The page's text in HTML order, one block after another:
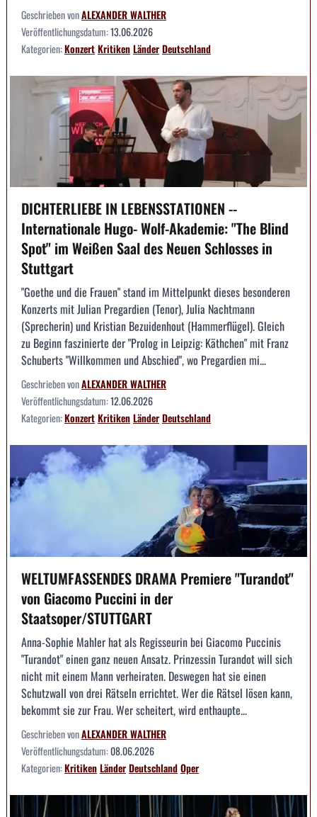
Geschrieben vonALEXANDER WALTHER
Veröffentlichungsdatum:13.06.2026
Kategorien:KonzertKritikenLänderDeutschland
DICHTERLIEBE IN LEBENSSTATIONEN --
Internationale Hugo- Wolf-Akademie: "The Blind
Spot" im Weißen Saal des Neuen Schlosses in
Stuttgart
"Goethe und die Frauen" stand im Mittelpunkt dieses besonderen
Konzerts mit Julian Pregardien (Tenor), Julia Nachtmann
(Sprecherin) und Kristian Bezuidenhout (Hammerflügel). Gleich
zu Beginn faszinierte der "Prolog in Leipzig: Käthchen" mit Franz
Schuberts "Willkommen und Abschied", wo Pregardien mi...
Geschrieben vonALEXANDER WALTHER
Veröffentlichungsdatum:12.06.2026
Kategorien:KonzertKritikenLänderDeutschland
WELTUMFASSENDES DRAMA Premiere "Turandot"
von Giacomo Puccini in der
Staatsoper/STUTTGART
Anna-Sophie Mahler hat als Regisseurin bei Giacomo Puccinis
"Turandot" einen ganz neuen Ansatz. Prinzessin Turandot will sich
nicht mit einem Mann verheiraten. Deswegen hat sie einen
Schutzwall von drei Rätseln errichtet. Wer die Rätsel lösen kann,
bekommt sie zur Frau. Wer scheitert, wird enthaupte...
Geschrieben vonALEXANDER WALTHER
Veröffentlichungsdatum:08.06.2026
Kategorien:KritikenLänderDeutschlandOper